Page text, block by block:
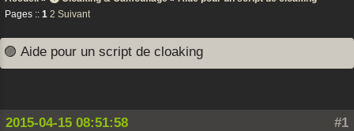
Pages :: 1 2 Suivant
🟣 Aide pour un script de cloaking
#1
2015-04-15 08:51:58